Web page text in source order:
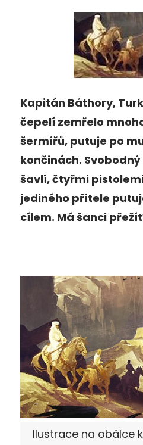
Kapitán Báthory,
čepelí zemřelo
šermířů, putuje po
končinách.
šavlí, čtyřmi
jediného přítele
cílem. Má šanci
Ilustrace na obálce